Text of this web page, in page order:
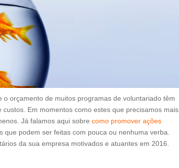
orçamento de muitos programas de voluntariado têm
Em momentos como estes que precisamos mais
Já falamos aqui sobre como promover ações
que podem ser feitas com pouca ou nenhuma verba.
da sua empresa motivados e atuantes em 2016.